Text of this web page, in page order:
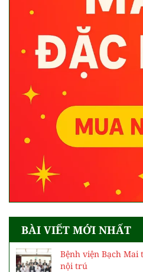
BÀI VIẾT MỚI NHẤT
Bệnh viện Bạch Mai
nội trú